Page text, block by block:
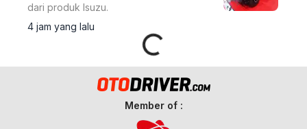
dari produk Isuzu.
4 jam yang lalu
Loading...
Member of :